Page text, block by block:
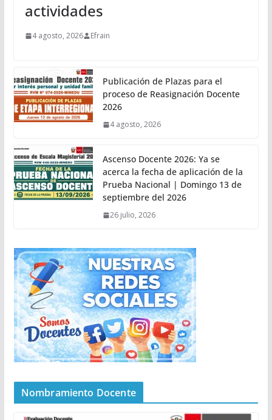
actividades
4 agosto, 2026 Efrain
Publicación de Plazas para el
proceso de Reasignación Docente
2026
4 agosto, 2026
Ascenso Docente 2026: Ya se
acerca la fecha de aplicación de la
Prueba Nacional | Domingo 13 de
septiembre del 2026
26 julio, 2026
Nombramiento Docente